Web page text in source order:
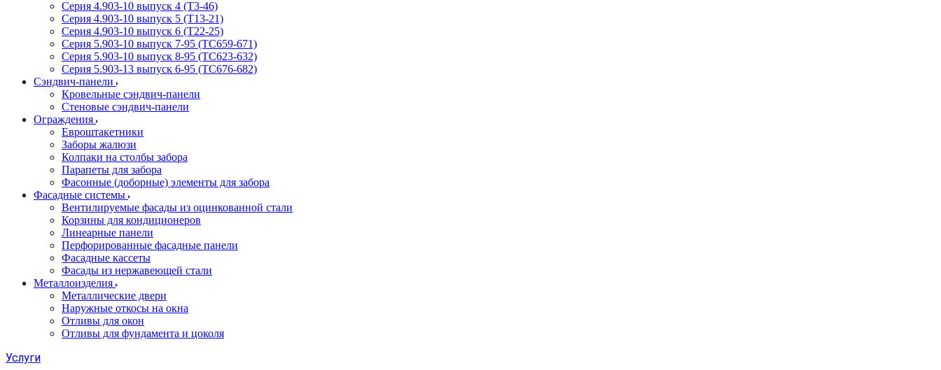
Серия 4.903-10 выпуск 4 (Т3-46)
Серия 4.903-10 выпуск 5 (Т13-21)
Серия 4.903-10 выпуск 6 (Т22-25)
Серия 5.903-10 выпуск 7-95 (ТС659-671)
Серия 5.903-10 выпуск 8-95 (ТС623-632)
Серия 5.903-13 выпуск 6-95 (ТС676-682)
Сэндвич-панели
Кровельные сэндвич-панели
Стеновые сэндвич-панели
Ограждения
Евроштакетники
Заборы жалюзи
Колпаки на столбы забора
Парапеты для забора
Фасонные (доборные) элементы для забора
Фасадные системы
Вентилируемые фасады из оцинкованной стали
Корзины для кондиционеров
Линеарные панели
Перфорированные фасадные панели
Фасадные кассеты
Фасады из нержавеющей стали
Металлоизделия
Металлические двери
Наружные откосы на окна
Отливы для окон
Отливы для фундамента и цоколя
Услуги